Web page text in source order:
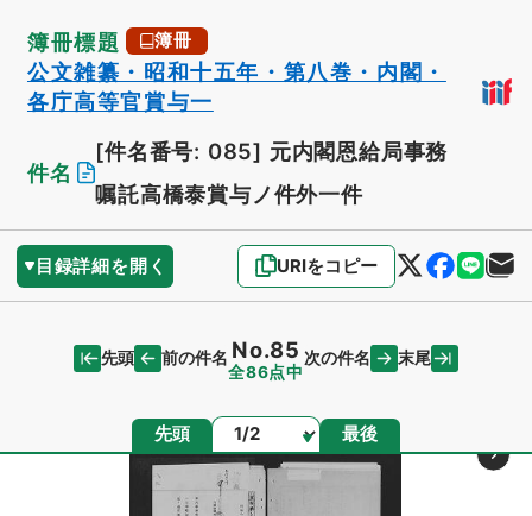
簿冊標題 簿冊
公文雑纂・昭和十五年・第八巻・内閣・
各庁高等官賞与一
件名
[件名番号: 085] 元内閣恩給局事務
嘱託高橋泰賞与ノ件外一件
目録詳細を開く URIをコピー
先頭 前の件名 No.85
全86点中
次の件名 末尾
先頭 ページ 最後